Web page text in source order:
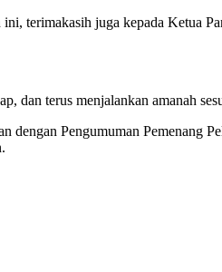
terimakasih juga kepada Ketua
dan terus menjalankan amanah
Pengumuman Pemenang